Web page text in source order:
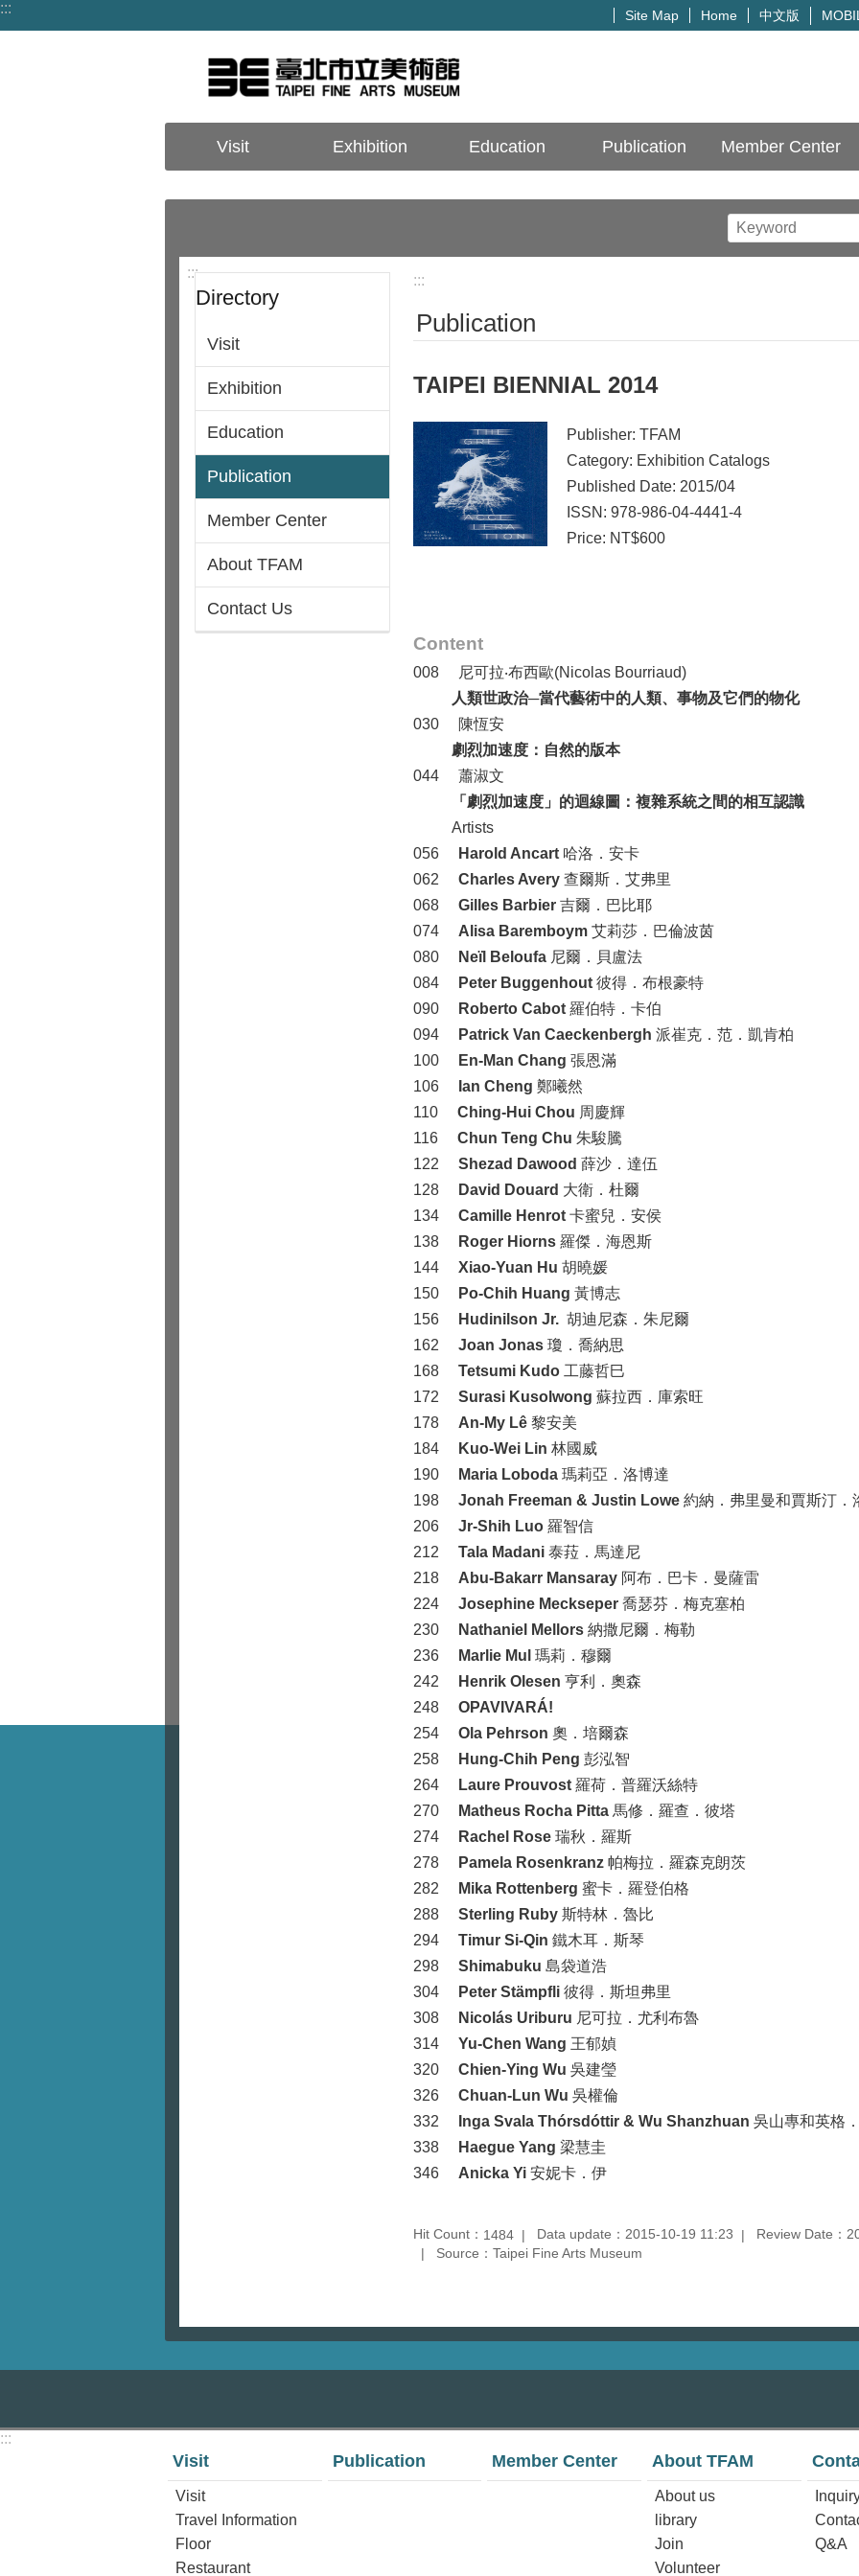
Jump to the content zone at the center
::: Site Map Home 中文版
Visit Exhibition Education Publication Member Center
:::
Directory
Visit
Exhibition
Education
Publication
Member Center
About TFAM
Contact Us
:::
Publication
TAIPEI BIENNIAL 2014
Publisher: TFAM
Category: Exhibition Catalogs
Published Date: 2015/04
ISSN: 978-986-04-4441-4
Price: NT$600
Content
008
尼可拉‧布西歐(Nicolas Bourriaud)
人類世政治─當代藝術中的人類、事物及它們的物化
030
陳恆安
劇烈加速度：自然的版本
044
蕭淑文
「劇烈加速度」的迴線圖：複雜系統之間的相互認識
Artists
056
Harold Ancart 哈洛．安卡
062
Charles Avery 查爾斯．艾弗里
068
Gilles Barbier 吉爾．巴比耶
074
Alisa Baremboym 艾莉莎．巴倫波茵
080
Neïl Beloufa 尼爾．貝盧法
084
Peter Buggenhout 彼得．布根豪特
090
Roberto Cabot 羅伯特．卡伯
094
Patrick Van Caeckenbergh 派崔克．范．凱肯柏
100
En-Man Chang 張恩滿
106
Ian Cheng 鄭曦然
110
Ching-Hui Chou 周慶輝
116
Chun Teng Chu 朱駿騰
122
Shezad Dawood 薛沙．達伍
128
David Douard 大衛．杜爾
134
Camille Henrot 卡蜜兒．安侯
138
Roger Hiorns 羅傑．海恩斯
144
Xiao-Yuan Hu 胡曉媛
150
Po-Chih Huang 黃博志
156
Hudinilson Jr. 胡迪尼森．朱尼爾
162
Joan Jonas 瓊．喬納思
168
Tetsumi Kudo 工藤哲巳
172
Surasi Kusolwong 蘇拉西．庫索旺
178
An-My Lê 黎安美
184
Kuo-Wei Lin 林國威
190
Maria Loboda 瑪莉亞．洛博達
198
Jonah Freeman & Justin Lowe 約納．弗里曼和賈斯汀．
206
Jr-Shih Luo 羅智信
212
Tala Madani 泰菈．馬達尼
218
Abu-Bakarr Mansaray 阿布．巴卡．曼薩雷
224
Josephine Meckseper 喬瑟芬．梅克塞柏
230
Nathaniel Mellors 納撒尼爾．梅勒
236
Marlie Mul 瑪莉．穆爾
242
Henrik Olesen 亨利．奧森
248
OPAVIVARÁ!
254
Ola Pehrson 奧．培爾森
258
Hung-Chih Peng 彭泓智
264
Laure Prouvost 羅荷．普羅沃絲特
270
Matheus Rocha Pitta 馬修．羅查．彼塔
274
Rachel Rose 瑞秋．羅斯
278
Pamela Rosenkranz 帕梅拉．羅森克朗茨
282
Mika Rottenberg 蜜卡．羅登伯格
288
Sterling Ruby 斯特林．魯比
294
Timur Si-Qin 鐵木耳．斯琴
298
Shimabuku 島袋道浩
304
Peter Stämpfli 彼得．斯坦弗里
308
Nicolás Uriburu 尼可拉．尤利布魯
314
Yu-Chen Wang 王郁媜
320
Chien-Ying Wu 吳建瑩
326
Chuan-Lun Wu 吳權倫
332
Inga Svala Thórsdóttir & Wu Shanzhuan 吳山專和英格
338
Haegue Yang 梁慧圭
346
Anicka Yi 安妮卡．伊
Hit Count： 1484 Data update：2015-10-19 11:23
Review Date：
Source：Taipei Fine Arts Museum
:::
Visit
Visit
Travel Information
Floor
Restaurant
Publication Member Center About TFAM
About us
library
Join
Volunteer
Q&A